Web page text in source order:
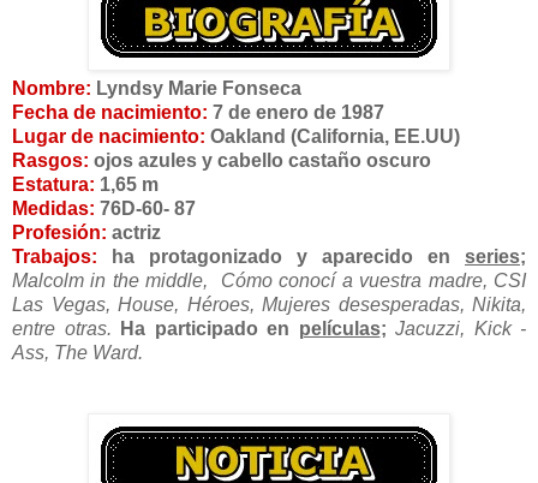
Nombre: Lyndsy Marie Fonseca
Fecha de nacimiento: 7 de enero de 1987
Lugar de nacimiento: Oakland (California, EE.UU)
Rasgos: ojos azules y cabello castaño oscuro
Estatura: 1,65 m
Medidas: 76D-60- 87
Profesión: actriz
Trabajos: ha protagonizado y aparecido en series;
Malcolm in the middle, Cómo conocí a vuestra madre, CSI
Las Vegas, House, Héroes, Mujeres desesperadas, Nikita,
entre otras. Ha participado en películas; Jacuzzi, Kick -
Ass, The Ward.